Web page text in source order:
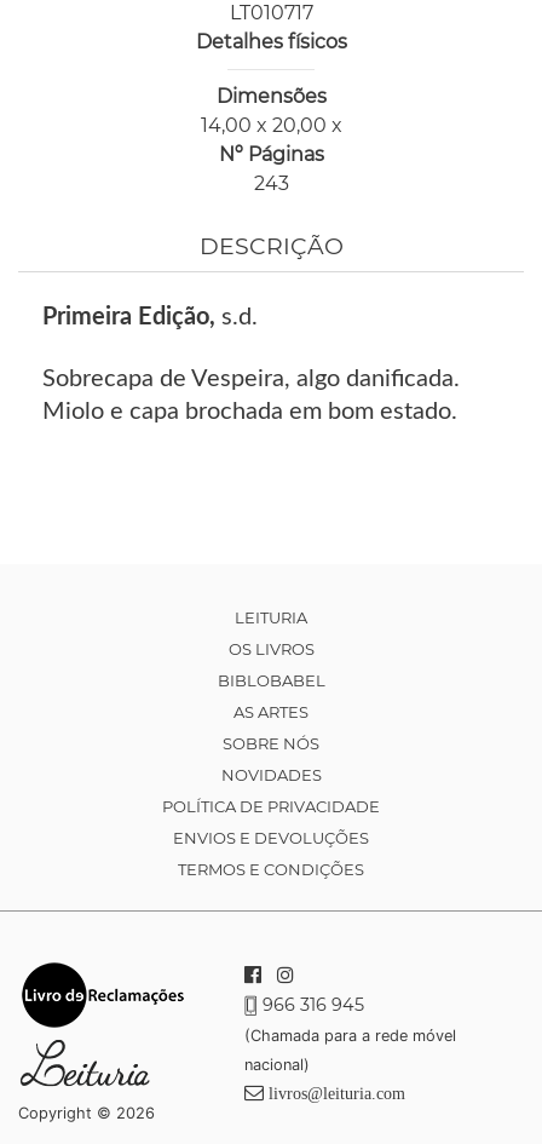
LT010717
Detalhes físicos
Dimensões
14,00 x 20,00 x
Nº Páginas
243
DESCRIÇÃO
Primeira Edição, s.d.
Sobrecapa de Vespeira, algo danificada.
Miolo e capa brochada em bom estado.
LEITURIA
OS LIVROS
BIBLOBABEL
AS ARTES
SOBRE NÓS
NOVIDADES
POLÍTICA DE PRIVACIDADE
ENVIOS E DEVOLUÇÕES
TERMOS E CONDIÇÕES
Copyright © 2026
966 316 945
(Chamada para a rede móvel
nacional)
livros@leituria.com